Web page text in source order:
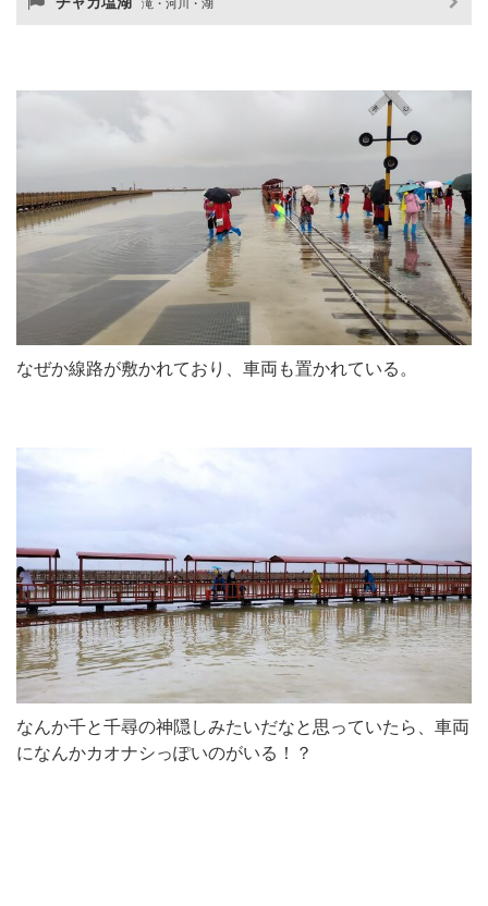
滝・河川・湖
なぜか線路が敷かれており、車両も置かれている。
なんか千と千尋の神隠しみたいだなと思っていたら、車両
になんかカオナシっぽいのがいる！？